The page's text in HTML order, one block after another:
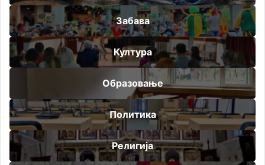
Забава
Култура
Образовање
Политика
Религија